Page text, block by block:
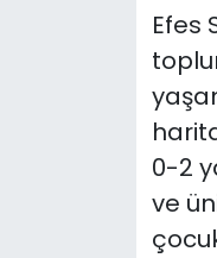
Efes
0-2
ve
YEREL
YEREL